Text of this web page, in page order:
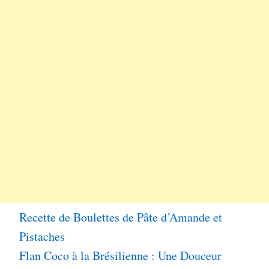
Recette de Boulettes de Pâte d’Amande et
Pistaches
Flan Coco à la Brésilienne : Une Douceur